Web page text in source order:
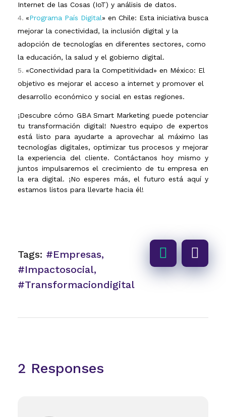
Internet de las Cosas (IoT) y análisis de datos.
«Programa País Digital» en Chile: Esta iniciativa busca
mejorar la conectividad, la inclusión digital y la
adopción de tecnologías en diferentes sectores, como
la educación, la salud y el gobierno digital.
«Conectividad para la Competitividad» en México: El
objetivo es mejorar el acceso a internet y promover el
desarrollo económico y social en estas regiones.
¡Descubre cómo GBA Smart Marketing puede potenciar
tu transformación digital! Nuestro equipo de expertos
está listo para ayudarte a aprovechar al máximo las
tecnologías digitales, optimizar tus procesos y mejorar
la experiencia del cliente. Contáctanos hoy mismo y
juntos impulsaremos el crecimiento de tu empresa en
la era digital. ¡No esperes más, el futuro está aquí y
estamos listos para llevarte hacia él!
Tags: #empresas,
#impactosocial,
#transformaciondigital
2 Responses